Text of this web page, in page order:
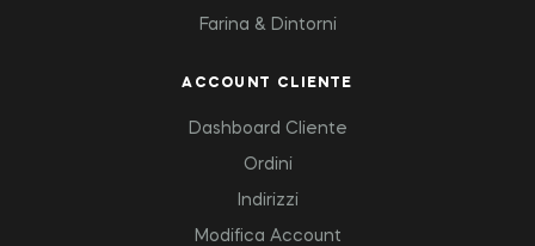
Farina & Dintorni
ACCOUNT CLIENTE
Dashboard Cliente
Ordini
Indirizzi
Modifica Account